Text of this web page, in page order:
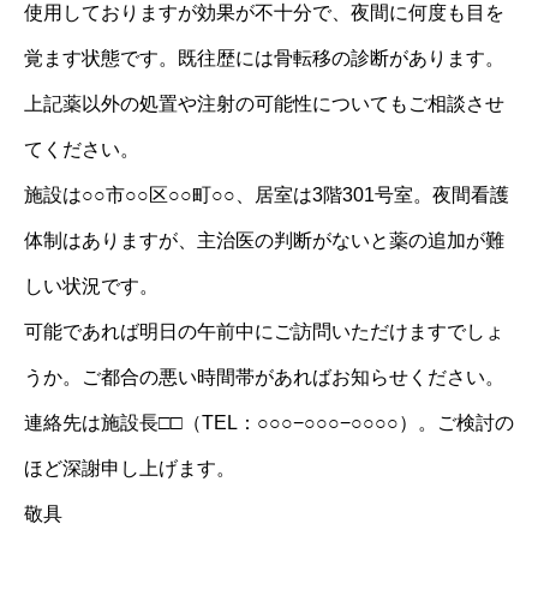
使用しておりますが効果が不十分で、夜間に何度も目を
覚ます状態です。既往歴には骨転移の診断があります。
上記薬以外の処置や注射の可能性についてもご相談させ
てください。
施設は○○市○○区○○町○○、居室は3階301号室。夜間看護
体制はありますが、主治医の判断がないと薬の追加が難
しい状況です。
可能であれば明日の午前中にご訪問いただけますでしょ
うか。ご都合の悪い時間帯があればお知らせください。
連絡先は施設長□□（TEL：○○○−○○○−○○○○）。ご検討の
ほど深謝申し上げます。
敬具